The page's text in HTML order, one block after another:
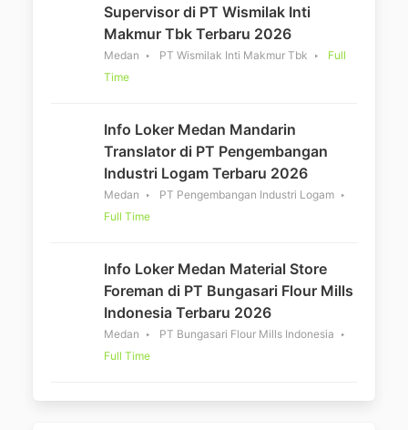
Supervisor di PT Wismilak Inti
Makmur Tbk Terbaru 2026
Medan PT Wismilak Inti Makmur Tbk
Full
Time
Info Loker Medan Mandarin
Translator di PT Pengembangan
Industri Logam Terbaru 2026
Medan
PT Pengembangan Industri Logam
Full Time
Info Loker Medan Material Store
Foreman di PT Bungasari Flour Mills
Indonesia Terbaru 2026
Medan
PT Bungasari Flour Mills Indonesia
Full Time